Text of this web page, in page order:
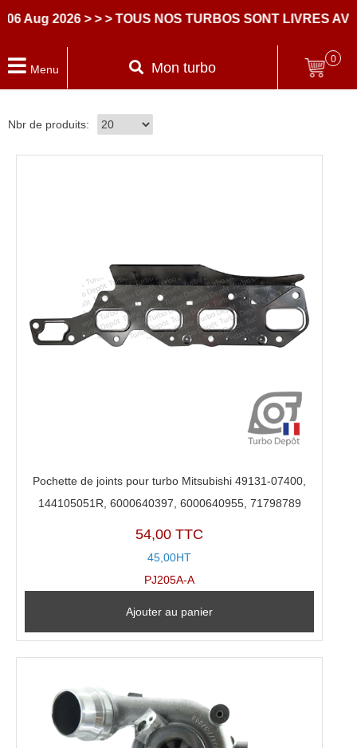
Aug 2026 > > > TOUS NOS TURBOS SONT LIVRES
Menu Mon turbo
0
Nbr de produits:
Pochette de joints pour turbo Mitsubishi 49131-07400,
144105051R, 6000640397, 6000640955, 71798789
54,00 TTC
45,00HT
PJ205A-A
Ajouter au panier